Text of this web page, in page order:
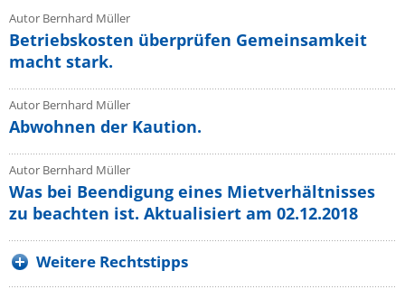
Autor Bernhard Müller
Betriebskosten überprüfen Gemeinsamkeit
macht stark.
Autor Bernhard Müller
Abwohnen der Kaution.
Autor Bernhard Müller
Was bei Beendigung eines Mietverhältnisses
zu beachten ist. Aktualisiert am 02.12.2018
Weitere Rechtstipps